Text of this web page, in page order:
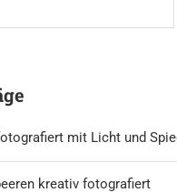
mit Licht und
kreativ fotografiert